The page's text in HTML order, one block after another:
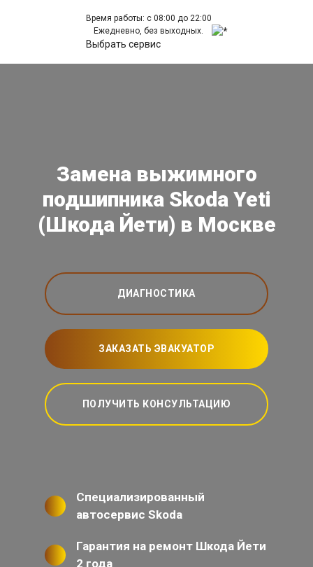
Время работы: с 08:00 до 22:00
Ежедневно, без выходных.
Выбрать сервис
Замена выжимного
подшипника Skoda Yeti
(Шкода Йети) в Москве
ДИАГНОСТИКА
ЗАКАЗАТЬ ЭВАКУАТОР
ПОЛУЧИТЬ КОНСУЛЬТАЦИЮ
Специализированный
автосервис Skoda
Гарантия на ремонт Шкода Йети
2 года